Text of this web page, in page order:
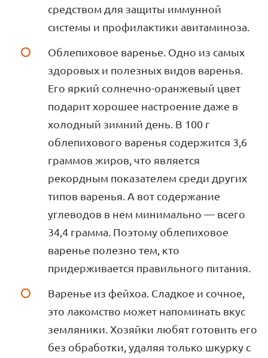
средством для защиты иммунной
системы и профилактики авитаминоза.
Облепиховое варенье. Одно из самых
здоровых и полезных видов варенья.
Его яркий солнечно-оранжевый цвет
подарит хорошее настроение даже в
холодный зимний день. В 100 г
облепихового варенья содержится 3,6
граммов жиров, что является
рекордным показателем среди других
типов варенья. А вот содержание
углеводов в нем минимально — всего
34,4 грамма. Поэтому облепиховое
варенье полезно тем, кто
придерживается правильного питания.
Варенье из фейхоа. Сладкое и сочное,
это лакомство может напоминать вкус
земляники. Хозяйки любят готовить его
без обработки, удаляя только шкурку с